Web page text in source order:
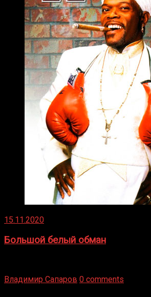
15.11.2020
Большой белый обман
Владимир Сапаров 0 comments